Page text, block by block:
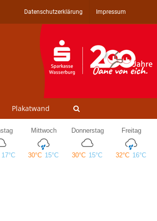
Datenschutzerklärung Impressum
Plakatwand